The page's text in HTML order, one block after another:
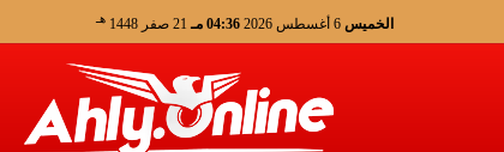
الخميس 04:36 مـ 21 صفر 1448 هـ